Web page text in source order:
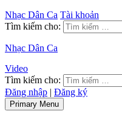
Nhạc Dân Ca Tài khoản
Tìm kiếm cho:
Nhạc Dân Ca
Video
Tìm kiếm cho:
Đăng nhập | Đăng ký
Primary Menu